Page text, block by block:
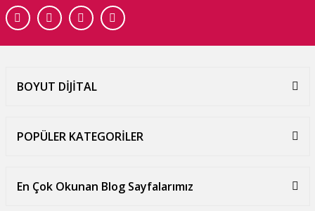
BOYUT DİJİTAL
POPÜLER KATEGORİLER
En Çok Okunan Blog Sayfalarımız